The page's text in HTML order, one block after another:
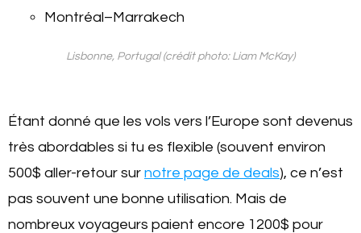
Montréal–Marrakech
Lisbonne, Portugal (crédit photo: Liam McKay)
Étant donné que les vols vers l’Europe sont devenus
très abordables si tu es flexible (souvent environ
500$ aller-retour sur notre page de deals), ce n’est
pas souvent une bonne utilisation. Mais de
nombreux voyageurs paient encore 1200$ pour